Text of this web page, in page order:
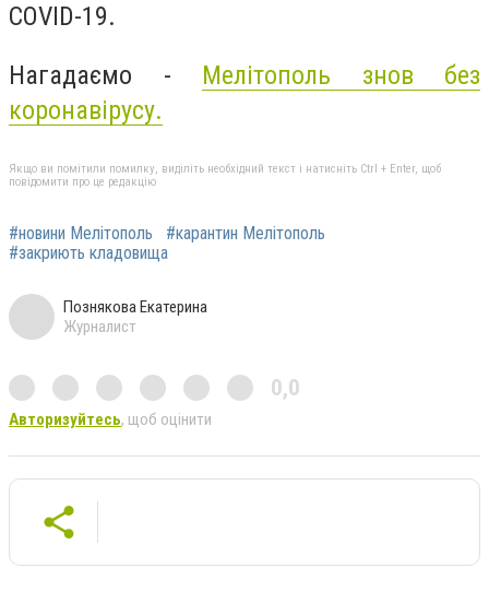
COVID-19.
Нагадаємо - Мелітополь знов без
коронавірусу.
Якщо ви помітили помилку, виділіть необхідний текст і натисніть Ctrl + Enter, щоб
повідомити про це редакцію
#новини Мелітополь
#карантин Мелітополь
#закриють кладовища
Познякова Екатерина
Журналист
0,0
Авторизуйтесь, щоб оцінити